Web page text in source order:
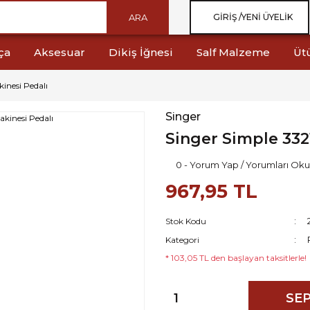
ARA GIRIŞ /YENI ÜYELIK
Aksesuar Dikiş İğnesi Salf Malzeme
Pedalı
Singer
Singer Simple
0 - Yorum Yap / Yorumları Oku
967,95 TL
Stok Kodu
Kategori
* 103,05 TL den başlayan taksitlerle!